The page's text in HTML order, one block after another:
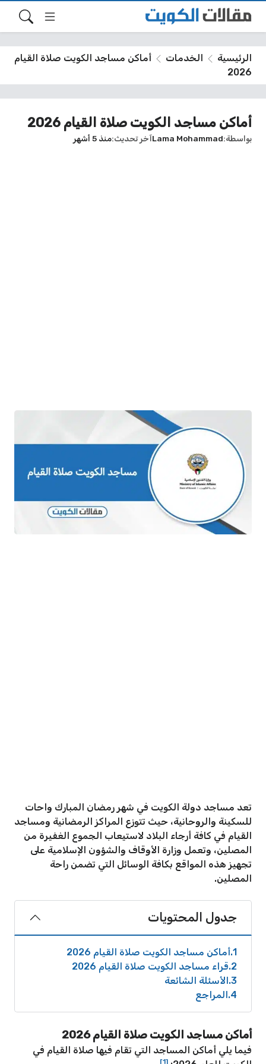
الرئيسية الخدمات
أماكن مساجد الكويت صلاة القيام
2026
أماكن مساجد الكويت صلاة القيام 2026
بواسطة Lama Mohammadآخر تحديث منذ 5 أشهر
تعد مساجد دولة الكويت في شهر رمضان المبارك واحات
للسكينة والروحانية، حيث تتوزع المراكز الرمضانية ومساجد
القيام في كافة أرجاء البلاد لاستيعاب الجموع الغفيرة من
المصلين، وتعمل وزارة الأوقاف والشؤون الإسلامية على
تجهيز هذه المواقع بكافة الوسائل التي تضمن راحة
المصلين.
جدول المحتويات
1 أماكن مساجد الكويت صلاة القيام 2026
2 قراء مساجد الكويت صلاة القيام 2026
3 الأسئلة الشائعة
4 المراجع
أماكن مساجد الكويت صلاة القيام 2026
فيما يلي أماكن المساجد التي تقام فيها صلاة القيام في
[1]